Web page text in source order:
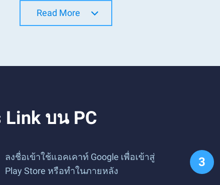
Read More
บน PC
ลงชื่อเข้าใช้แอคเคาท์ Google เพื่อเข้าสู่
Play Store หรือทำในภายหลัง